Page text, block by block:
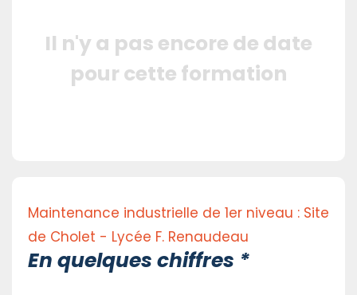
Il n'y a pas encore de date
pour cette formation
Maintenance industrielle de 1er niveau : Site
de Cholet - Lycée F. Renaudeau
En quelques chiffres *